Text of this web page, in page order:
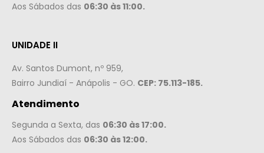
Aos Sábados das 06:30 às 11:00.
UNIDADE II
Av. Santos Dumont, nº 959,
Bairro Jundiaí - Anápolis - GO. CEP: 75.113-185.
Atendimento
Segunda a Sexta, das 06:30 às 17:00.
Aos Sábados das 06:30 às 12:00.